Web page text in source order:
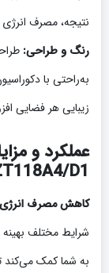
نتیجه، مصرف انرژی
رنگ و طراحی:
به‌راحتی با
زیبایی هر فضایی
D1
کاهش مصرف
شرایط مختلف
به شما کمک می‌کند